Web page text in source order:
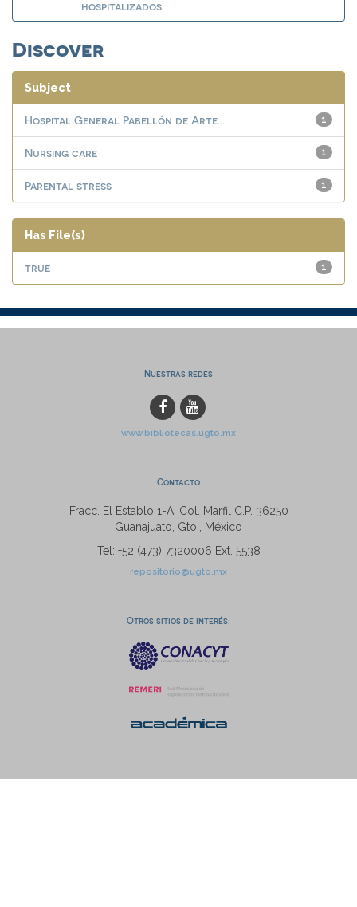
hospitalizados
Discover
Subject
1
Hospital General Pabellón de Arte...
1
Nursing care
1
Parental stress
Has File(s)
1
true
Nuestras redes
www.bibliotecas.ugto.mx
Contacto
Fracc. El Establo 1-A, Col. Marfil C.P. 36250
Guanajuato, Gto., México
Tel: +52 (473) 7320006 Ext. 5538
repositorio@ugto.mx
Otros sitios de interés: